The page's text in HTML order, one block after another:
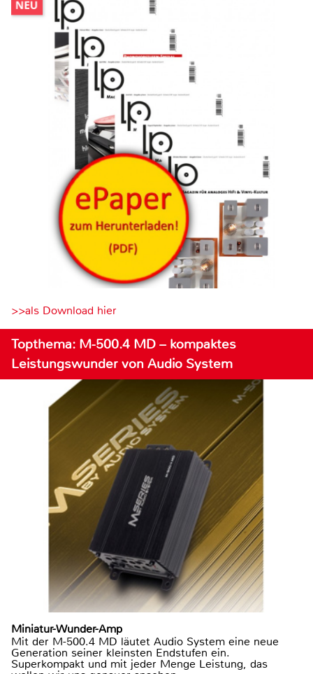
>>als Download hier
Topthema: M-500.4 MD – kompaktes
Leistungswunder von Audio System
Miniatur-Wunder-Amp
Mit der M-500.4 MD läutet Audio System eine neue
Generation seiner kleinsten Endstufen ein.
Superkompakt und mit jeder Menge Leistung, das